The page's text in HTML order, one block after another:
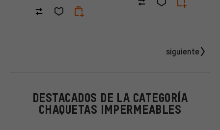
siguiente
DESTACADOS DE LA CATEGORÍA
CHAQUETAS IMPERMEABLES